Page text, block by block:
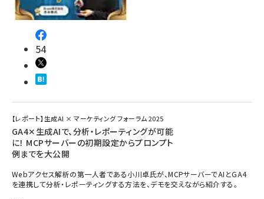
54
【レポート】生成AI × マーケティング フォーラム 2025
GA4✕生成AIで、分析・レポーティングが可能
に！ MCPサーバーの初期設定からプロンプト
例までを大公開
Webアクセス解析の第一人者である小川卓氏が、MCPサーバーでAIとGA4
を連携して分析・レポーティングする方法を、デモを交えながら紹介する。